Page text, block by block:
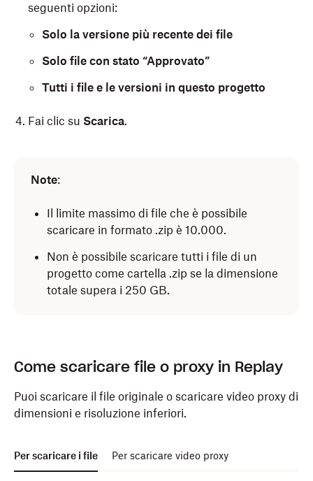
seguenti opzioni:
Solo la versione più recente dei file
Solo file con stato “Approvato”
Tutti i file e le versioni in questo progetto
Fai clic su Scarica.
Fai clic sull'icona di download (freccia che punta
seleziona una delle seguenti opzioni:
Solo file con stato “Approvato”
Note:
Il limite massimo di file che è possibile
scaricare in formato .zip è 10.000.
Non è possibile scaricare tutti i file di un
progetto come cartella .zip se la dimensione
totale supera i 250 GB.
Come scaricare file o proxy in Replay
Puoi scaricare il file originale o scaricare video proxy di
dimensioni e risoluzione inferiori.
Per scaricare i file Per scaricare video proxy